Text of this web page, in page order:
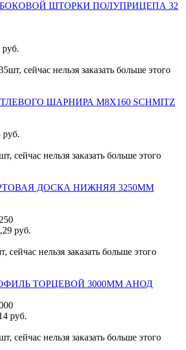
БОКОВОЙ ШТОРКИ ПОЛУПРИЦЕПА 32
руб.
сейчас нельзя заказать больше этого
ШАРНИРА М8Х160 SCHMITZ
руб.
сейчас нельзя заказать больше этого
ДОСКА НИЖНЯЯ 3250ММ
руб.
сейчас нельзя заказать больше этого
ТОРЦЕВОЙ 3000ММ АНОД
руб.
сейчас нельзя заказать больше этого